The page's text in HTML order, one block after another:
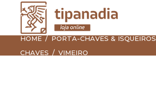
HOME PORTA-CHAVES & ISQUEIROS
CHAVES
VIMEIRO